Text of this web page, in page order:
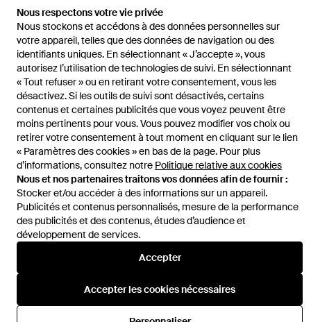
Nous respectons votre vie privée
Nous stockons et accédons à des données personnelles sur
votre appareil, telles que des données de navigation ou des
identifiants uniques. En sélectionnant « J’accepte », vous
autorisez l’utilisation de technologies de suivi. En sélectionnant
« Tout refuser » ou en retirant votre consentement, vous les
désactivez. Si les outils de suivi sont désactivés, certains
contenus et certaines publicités que vous voyez peuvent être
moins pertinents pour vous. Vous pouvez modifier vos choix ou
retirer votre consentement à tout moment en cliquant sur le lien
« Paramètres des cookies » en bas de la page. Pour plus
d’informations, consultez notre Politique relative aux cookies
Nous et nos partenaires traitons vos données afin de fournir :
Stocker et/ou accéder à des informations sur un appareil.
Publicités et contenus personnalisés, mesure de la performance
des publicités et des contenus, études d’audience et
développement de services.
Accepter
Accepter les cookies nécessaires
Accueil Chemises homme Chemises ROSE BURRITO
Boutonnière Sur Le Devant
Aide et infos